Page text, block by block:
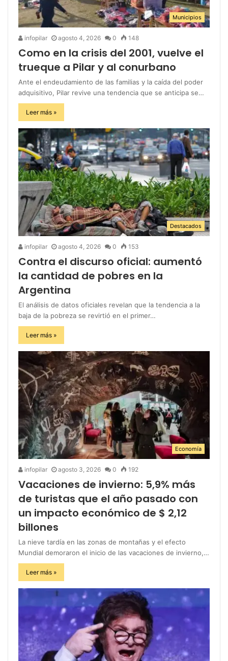
Municipios
infopilar agosto 4, 2026 0 148
Como en la crisis del 2001, vuelve el
trueque a Pilar y al conurbano
Ante el endeudamiento de las familias y la caída del poder
adquisitivo, Pilar revive una tendencia que se anticipa se…
Leer más »
Destacados
infopilar agosto 4, 2026 0 153
Contra el discurso oficial: aumentó
la cantidad de pobres en la
Argentina
El análisis de datos oficiales revelan que la tendencia a la
baja de la pobreza se revirtió en el primer…
Leer más »
Economía
infopilar agosto 3, 2026 0 192
Vacaciones de invierno: 5,9% más
de turistas que el año pasado con
un impacto económico de $ 2,12
billones
La nieve tardía en las zonas de montañas y el efecto
Mundial demoraron el inicio de las vacaciones de invierno,…
Leer más »